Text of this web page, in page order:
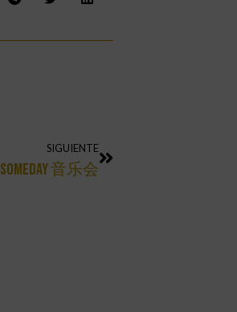
SIGUIENTE
Someday 音乐会